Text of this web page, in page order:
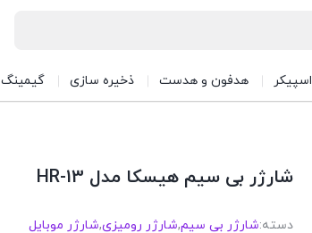
اسپیکر هدفون و هدست ذخیره سازی گیمینگ
شارژر بی سیم هیسکا مدل HR-13
دسته:شارژر بی سیم,شارژر رومیزی,شارژر موبایل